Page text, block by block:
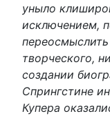
уныло
исключением,
творческого,
создании
Спрингстине
Купера